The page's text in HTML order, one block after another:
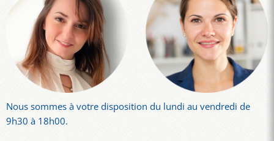
Nous sommes à votre disposition du lundi au vendredi de
9h30 à 18h00.